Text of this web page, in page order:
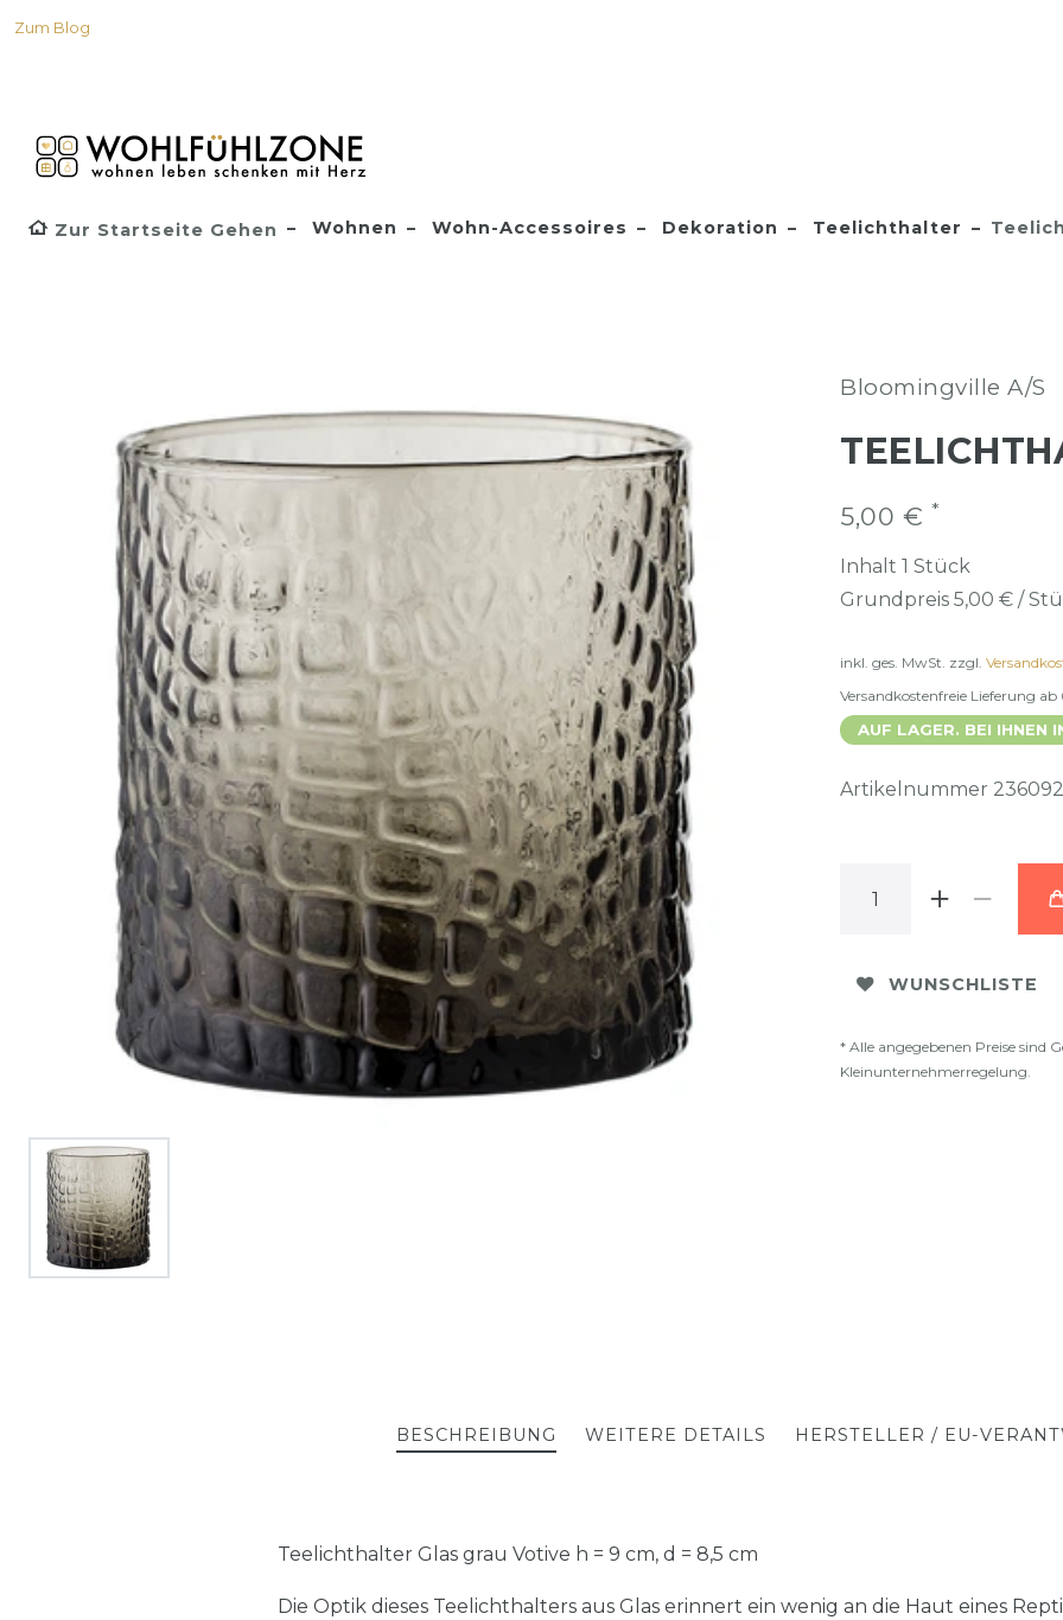
Zum Blog
Zur Startseite Gehen Wohnen Wohn-Accessoires Dekoration Teelichthalter
Bloomingville A/S
5,00 € *
Inhalt 1 Stück
Grundpreis 5,00 € /
inkl. ges. MwSt. zzgl.
Versandkostenfreie Lieferung
AUF LAGER. BEI IHNEN
Artikelnummer
WUNSCHLISTE
* Alle angegebenen Preise sind
Kleinunternehmerregelung.
BESCHREIBUNG WEITERE DETAILS HERSTELLER / EU-
Teelichthalter Glas grau Votive h = 9 cm, d = 8,5 cm
Die Optik dieses Teelichthalters aus Glas erinnert ein wenig an die Haut eines